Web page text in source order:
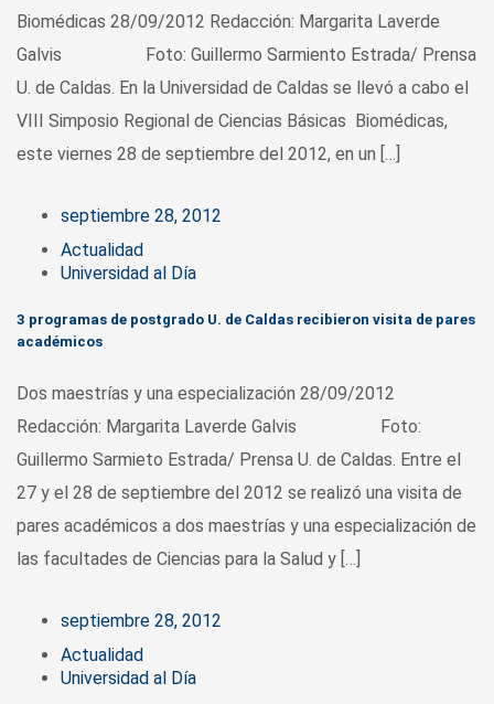
Biomédicas 28/09/2012 Redacción: Margarita Laverde
Galvis Foto: Guillermo Sarmiento Estrada/ Prensa
U. de Caldas. En la Universidad de Caldas se llevó a cabo el
VIII Simposio Regional de Ciencias Básicas Biomédicas,
este viernes 28 de septiembre del 2012, en un […]
septiembre 28, 2012
Actualidad
Universidad al Día
3 programas de postgrado U. de Caldas recibieron visita de pares
académicos
Dos maestrías y una especialización 28/09/2012
Redacción: Margarita Laverde Galvis Foto:
Guillermo Sarmieto Estrada/ Prensa U. de Caldas. Entre el
27 y el 28 de septiembre del 2012 se realizó una visita de
pares académicos a dos maestrías y una especialización de
las facultades de Ciencias para la Salud y […]
septiembre 28, 2012
Actualidad
Universidad al Día